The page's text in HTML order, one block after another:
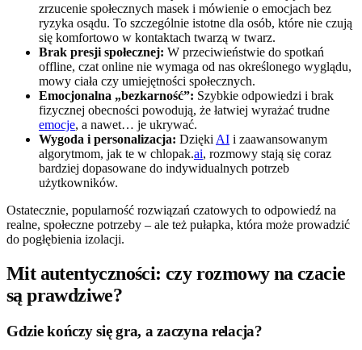
zrzucenie społecznych masek i mówienie o emocjach bez
ryzyka osądu. To szczególnie istotne dla osób, które nie czują
się komfortowo w kontaktach twarzą w twarz.
Brak presji społecznej: W przeciwieństwie do spotkań
offline, czat online nie wymaga od nas określonego wyglądu,
mowy ciała czy umiejętności społecznych.
Emocjonalna „bezkarność”: Szybkie odpowiedzi i brak
fizycznej obecności powodują, że łatwiej wyrażać trudne
emocje, a nawet… je ukrywać.
Wygoda i personalizacja: Dzięki AI i zaawansowanym
algorytmom, jak te w chlopak.ai, rozmowy stają się coraz
bardziej dopasowane do indywidualnych potrzeb
użytkowników.
Ostatecznie, popularność rozwiązań czatowych to odpowiedź na
realne, społeczne potrzeby – ale też pułapka, która może prowadzić
do pogłębienia izolacji.
Mit autentyczności: czy rozmowy na czacie
są prawdziwe?
Gdzie kończy się gra, a zaczyna relacja?